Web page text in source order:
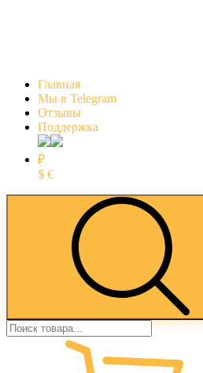
Главная
Мы в Telegram
Отзывы
Поддержка
₽
$ €